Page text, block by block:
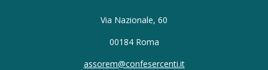
Via Nazionale, 60
00184 Roma
assorem@confesercenti.it